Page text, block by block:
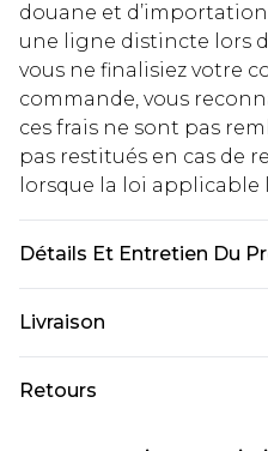
douane et
une ligne distincte lors
vous ne finalisiez votre
commande, vous
ces frais ne sont pas
pas restitués en cas de
lorsque la loi applicable
Détails Et Entretien Du
Livraison
Livraison standard France
Retours